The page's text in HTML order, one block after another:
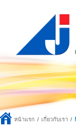
หน้าแรก เกี่ยวกับเรา